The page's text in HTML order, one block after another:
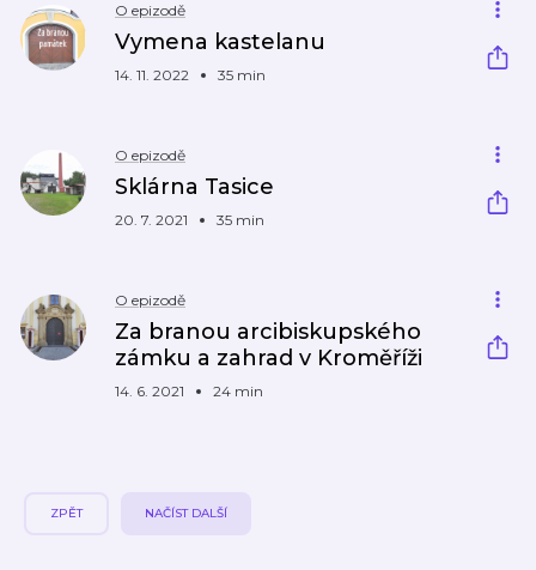
O epizodě
Vymena kastelanu
14. 11. 2022 35 min
O epizodě
Sklárna Tasice
20. 7. 2021 35 min
O epizodě
Za branou arcibiskupského
zámku a zahrad v Kroměříži
14. 6. 2021 24 min
ZPĚT NAČÍST DALŠÍ